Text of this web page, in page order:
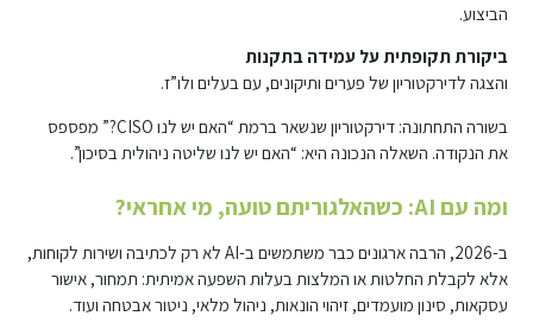
הביצוע.
ביקורת תקופתית על עמידה בתקנות
והצגה לדירקטוריון של פערים ותיקונים, עם בעלים ולו”ז.
בשורה התחתונה: דירקטוריון שנשאר ברמת “האם יש לנו CISO?” מפספס
את הנקודה. השאלה הנכונה היא: “האם יש לנו שליטה ניהולית בסיכון”.
ומה עם AI: כשהאלגוריתם טועה, מי אחראי?
ב-2026, הרבה ארגונים כבר משתמשים ב-AI לא רק לכתיבה ושירות לקוחות,
אלא לקבלת החלטות או המלצות בעלות השפעה אמיתית: תמחור, אישור
עסקאות, סינון מועמדים, זיהוי הונאות, ניהול מלאי, ניטור אבטחה ועוד.